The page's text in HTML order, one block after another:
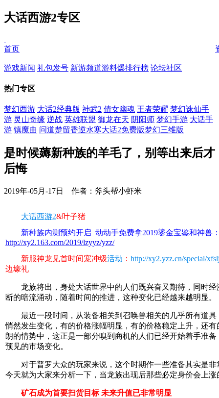
大话西游2专区
首页
游戏新闻 礼包发号 新游频道游料爆排行榜 论坛社区
热门专区
梦幻西游 大话2经典版 神武2 倩女幽魂 王者荣耀 梦幻诛仙手
游 灵山奇缘 逆战 英雄联盟 御龙在天 阴阳师 梦幻手游 大话手
游 镇魔曲 问道楚留香逆水寒大话2免费版梦幻三维版
是时候薅新种族的羊毛了，别等出来后才
后悔
2019年-05月-17日 作者：斧头帮小虾米
大话西游2&叶子猪
新种族内测预约开启_动动手免费拿2019鎏金宝鉴和神兽
http://xy2.163.com/2019/lzyyz/yzz/
新服神龙见首时间宠冲级活动 ： http://xy2.yzz.cn/special/
边壕礼
龙族将出，身处大话世界中的人们既兴奋又期待，同时经
断的暗流涌动，随着时间的推进，这种变化已经越来越明显。
最近一段时间，从装备相关到召唤兽相关的几乎所有道具
悄然发生变化，有的价格涨幅明显，有的价格稳定上升，还有
朗的情势中，这正是一部分嗅到商机的人们已经开始着手准备
预见的市场变化。
对于普罗大众的玩家来说，这个时期作一些准备其实是非
今天就为大家来分析一下，当龙族出现后那些必定身价会上涨
矿石成为首要扫货目标 未来升值已非常明显